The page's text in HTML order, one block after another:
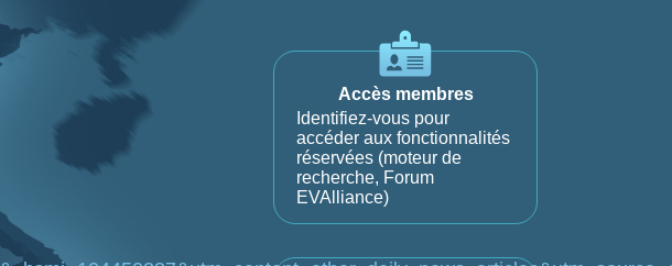
Accès membres
Identifiez-vous pour
accéder aux fonctionnalités
réservées (moteur de
recherche, Forum
EVAlliance)